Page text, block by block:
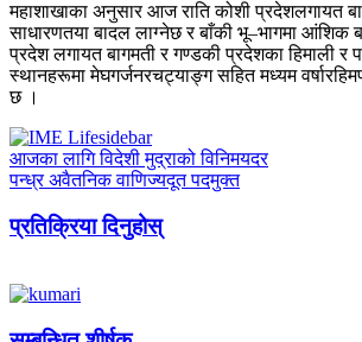
महाशाखाका अनुसार आज राति कोशी प्रदेशलगायत
साधारणतया बादल लाग्नेछ र बाँकी भू–भागमा आंशिक
प्रदेश लगायत बागमती र गण्डकी प्रदेशका हिमाली र
स्थानहरूमा मेघगर्जनरचट्याङ्ग सहित मध्यम
छ ।
आजका लागि विदेशी मुद्राको विनिमयदर
पन्ध्र अवैतनिक वाणिज्यदूत पदमुक्त
प्रतिक्रिया दिनुहोस्